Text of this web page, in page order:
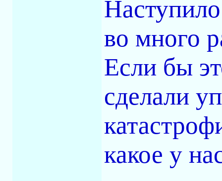
во много
Если бы
сделали
какое у